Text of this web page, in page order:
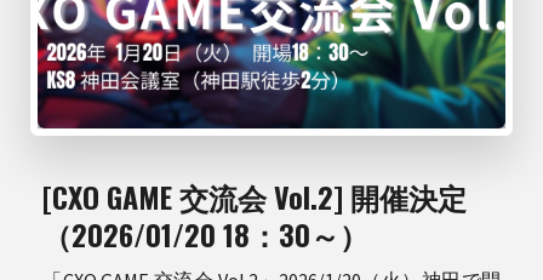
[CXO GAME 交流会 Vol.2] 開催決定
（2026/01/20 18：30～）